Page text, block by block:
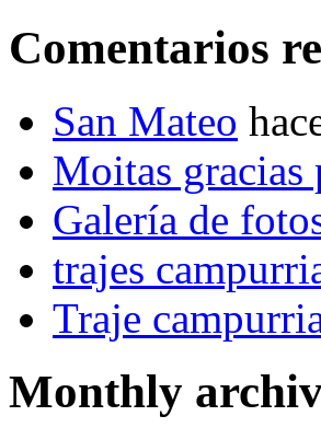
Comentarios
San Mateo
Moitas gracias
Galería de
trajes
Traje
Monthly